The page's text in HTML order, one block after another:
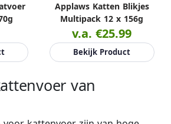
Applaws Katten Blikjes
Multipack 12 x 156g
v.a. €25.99
Bekijk Product
van